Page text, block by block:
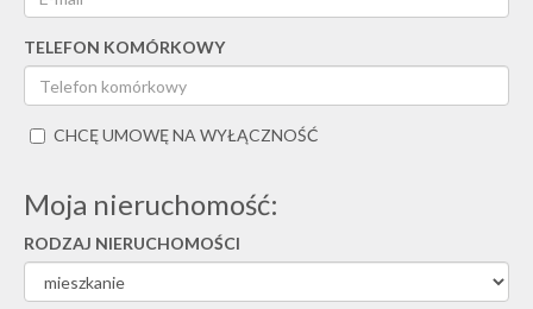
TELEFON KOMÓRKOWY
CHCĘ UMOWĘ NA WYŁĄCZNOŚĆ
Moja nieruchomość:
RODZAJ NIERUCHOMOŚCI